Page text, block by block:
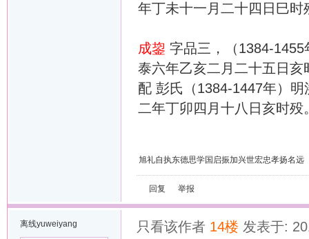
年丁未十一月二十四日巳时
成鋆 字品三，（1384-
泰六年乙亥二月二十五日亥
配 彭氏（1384-1447年）
二年丁卯四月十八日亥时殁
旭礼自执东德思学国启振加兴世宏忠孝扬名远
回复 举报
离线yuweiyang 只看该作者 14楼 发表于: